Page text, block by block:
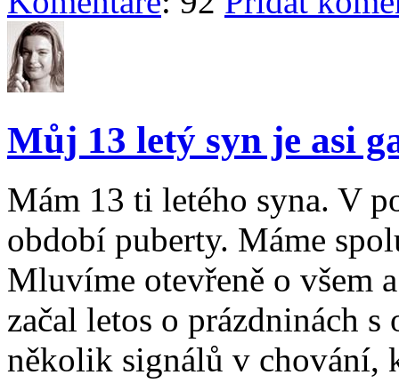
Můj 13 letý syn je asi
Mám 13 ti letého syna. V
období puberty. Máme
Mluvíme otevřeně o všem
začal letos o prázdninách
několik signálů v chování,